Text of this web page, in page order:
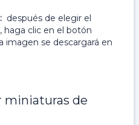
después de elegir el
haga clic en el botón
imagen se descargará en
miniaturas de